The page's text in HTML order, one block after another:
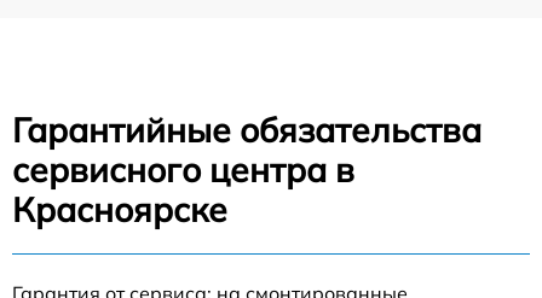
Гарантийные обязательства
сервисного центра в
Красноярске